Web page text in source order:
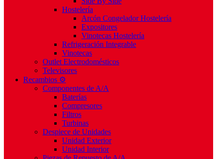
Hostelería
Arcón Congelador Hostelería
Expositores
Vinotecas Hostelería
Refrigeración Integrable
Vinotecas
Outlet Electrodomésticos
Televisores
Recambios ⚙️
Componentes de A/A
Baterías
Compresores
Filtros
Turbinas
Despiece de Unidades
Unidad Exterior
Unidad Interior